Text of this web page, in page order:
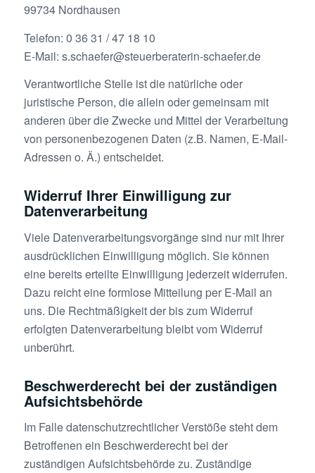
99734 Nordhausen
Telefon: 0 36 31 / 47 18 10
E-Mail: s.schaefer@steuerberaterin-schaefer.de
Verantwortliche Stelle ist die natürliche oder
juristische Person, die allein oder gemeinsam mit
anderen über die Zwecke und Mittel der Verarbeitung
von personenbezogenen Daten (z.B. Namen, E-Mail-
Adressen o. Ä.) entscheidet.
Widerruf Ihrer Einwilligung zur
Datenverarbeitung
Viele Datenverarbeitungsvorgänge sind nur mit Ihrer
ausdrücklichen Einwilligung möglich. Sie können
eine bereits erteilte Einwilligung jederzeit widerrufen.
Dazu reicht eine formlose Mitteilung per E-Mail an
uns. Die Rechtmäßigkeit der bis zum Widerruf
erfolgten Datenverarbeitung bleibt vom Widerruf
unberührt.
Beschwerderecht bei der zuständigen
Aufsichtsbehörde
Im Falle datenschutzrechtlicher Verstöße steht dem
Betroffenen ein Beschwerderecht bei der
zuständigen Aufsichtsbehörde zu. Zuständige